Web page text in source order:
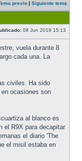
previo | Siguiente tema
08 Jun 2019 15:13
vuela durante 8
cada una. La
civiles. Ha sido
ocasiones son
al blanco es
el R9X para decapitar
el diario 'The
el misil estaba en